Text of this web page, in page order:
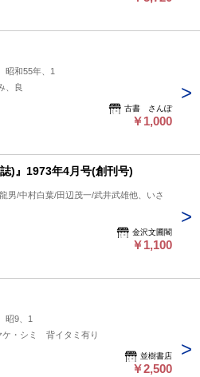
昭和55年、1
、良
古書 さんぽ
￥1,000
)』1973年4月号(創刊号)
男/中村白葉/田辺茂一/武井武雄他、いさ
金沢文圃閣
￥1,100
昭9、1
・シミ 背イタミ有り
並樹書店
￥2,500